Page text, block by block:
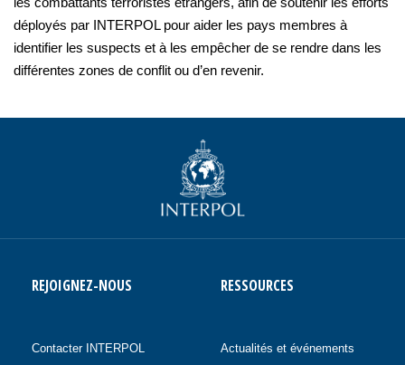
déployés par INTERPOL pour aider les pays membres à
identifier les suspects et à les empêcher de se rendre dans les
différentes zones de conflit ou d’en revenir.
REJOIGNEZ-NOUS
Contacter INTERPOL
RESSOURCES
Actualités et événements